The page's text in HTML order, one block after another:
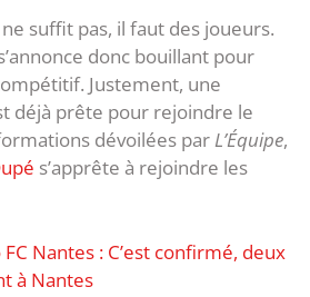
suffit pas, il faut des joueurs.
donc bouillant pour
Justement, une
déjà prête pour rejoindre le
dévoilées par L’Équipe,
s’apprête à rejoindre les
Nantes : C’est confirmé, deux
à Nantes